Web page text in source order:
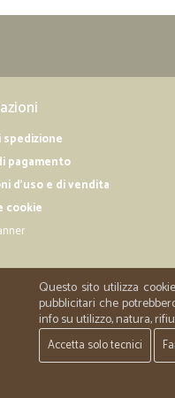
spedizione
pagamento
d'uso e di vendita
cookie
Questo sito utilizza
pubblicitari che
info su utilizzo, natura,
Accetta solo tecnici